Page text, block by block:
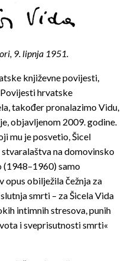
9. lipnja 1951.
književne povijesti,
Povijesti hrvatske
također pronalazimo Vidu,
objavljenom 2009. godine.
mu je posvetio, Šicel
na domovinsko
samo
opus obilježila čežnja za
smrti – za Šicela Vida
intimnih stresova, punih
i sveprisutnosti smrti«